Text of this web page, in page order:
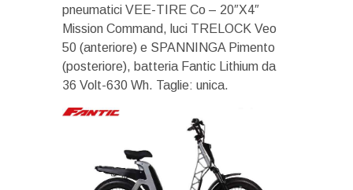
pneumatici VEE-TIRE Co – 20″X4″
Mission Command, luci TRELOCK Veo
50 (anteriore) e SPANNINGA Pimento
(posteriore), batteria Fantic Lithium da
36 Volt-630 Wh. Taglie: unica.